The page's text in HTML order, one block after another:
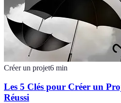
Créer un projet6 min
Les 5 Clés pour Créer un
Réussi